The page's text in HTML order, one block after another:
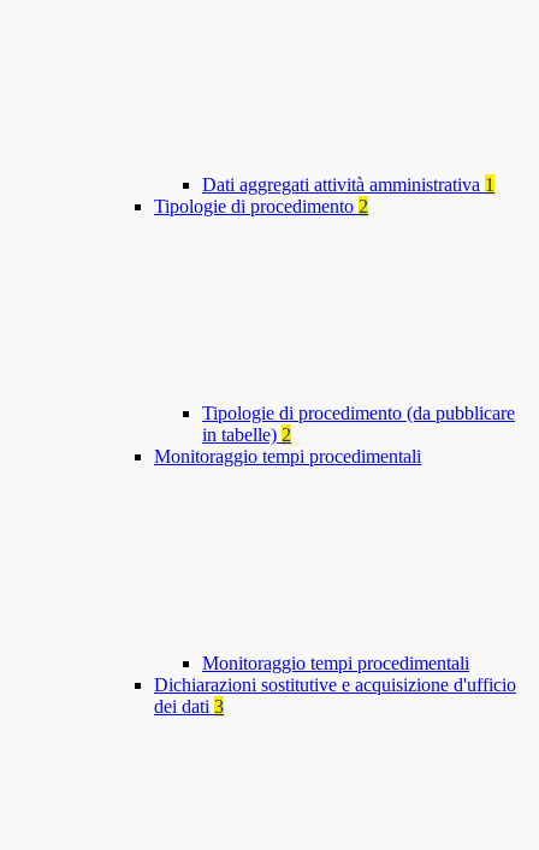
Dati aggregati attività amministrativa 1
Tipologie di procedimento 2
Tipologie di procedimento (da pubblicare
in tabelle) 2
Monitoraggio tempi procedimentali
Monitoraggio tempi procedimentali
Dichiarazioni sostitutive e acquisizione d'ufficio
dei dati 3